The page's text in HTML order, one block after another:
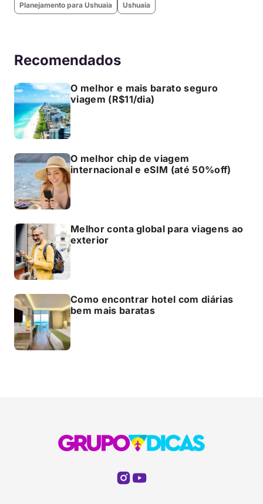
Planejamento para Ushuaia
Ushuaia
Recomendados
O melhor e mais barato seguro
viagem (R$11/dia)
O melhor chip de viagem
internacional e eSIM (até 50%off)
Melhor conta global para viagens ao
exterior
Como encontrar hotel com diárias
bem mais baratas